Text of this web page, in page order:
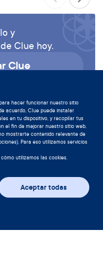
hacer funcionar nuestro sitio
acuerdo, Clue puede instalar
en tu dispositivo, y recopilar tus
el fin de mejorar nuestro sitio web,
mostrarte contenido relevante de
Para eso utilizamos servicios
cómo utilizamos las cookies.
Aceptar todas
y
Clue hoy.
Clue